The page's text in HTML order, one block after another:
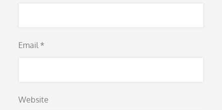
Email *
Website